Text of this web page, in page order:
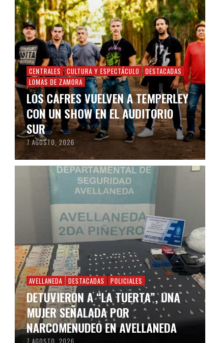
CENTRALES CULTURA Y ESPECTÁCULO
DESTACADAS
LOMAS DE ZAMORA
LOS CAFRES VUELVEN A TEMPERLEY
CON UN SHOW EN EL AUDITORIO
SUR
7 AGOSTO, 2026
AVELLANEDA DESTACADAS POLICIALES
DETUVIERON A “LA TUERTA”, UNA
MUJER SEÑALADA POR
NARCOMENUDEO EN AVELLANEDA
7 AGOSTO, 2026